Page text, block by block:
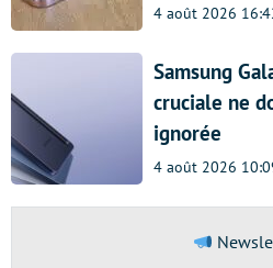
4 août 2026
Samsung
cruciale ne
ignorée
4 août 2026